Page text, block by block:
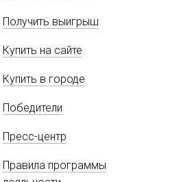
Получить выигрыш
Купить на сайте
Купить в городе
Победители
Пресс-центр
Правила программы